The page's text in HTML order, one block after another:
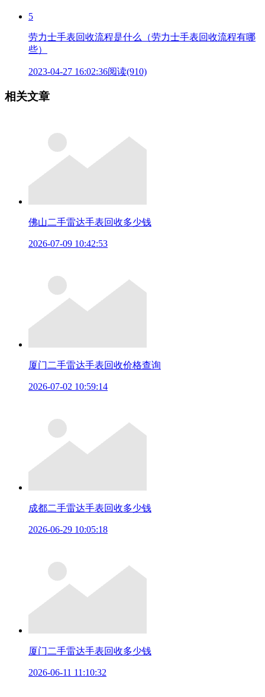
5
劳力士手表回收流程是什么（劳力士手表回收流程有哪
些）
2023-04-27 16:02:36阅读(910)
相关文章
佛山二手雷达手表回收多少钱
2026-07-09 10:42:53
厦门二手雷达手表回收价格查询
2026-07-02 10:59:14
成都二手雷达手表回收多少钱
2026-06-29 10:05:18
厦门二手雷达手表回收多少钱
2026-06-11 11:10:32